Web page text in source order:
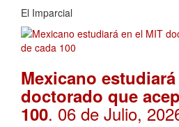
El Imparcial
Mexicano
doctorado que
100. 06 de Julio,